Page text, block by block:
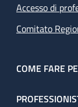
Accesso di
Comitato
COME FARE